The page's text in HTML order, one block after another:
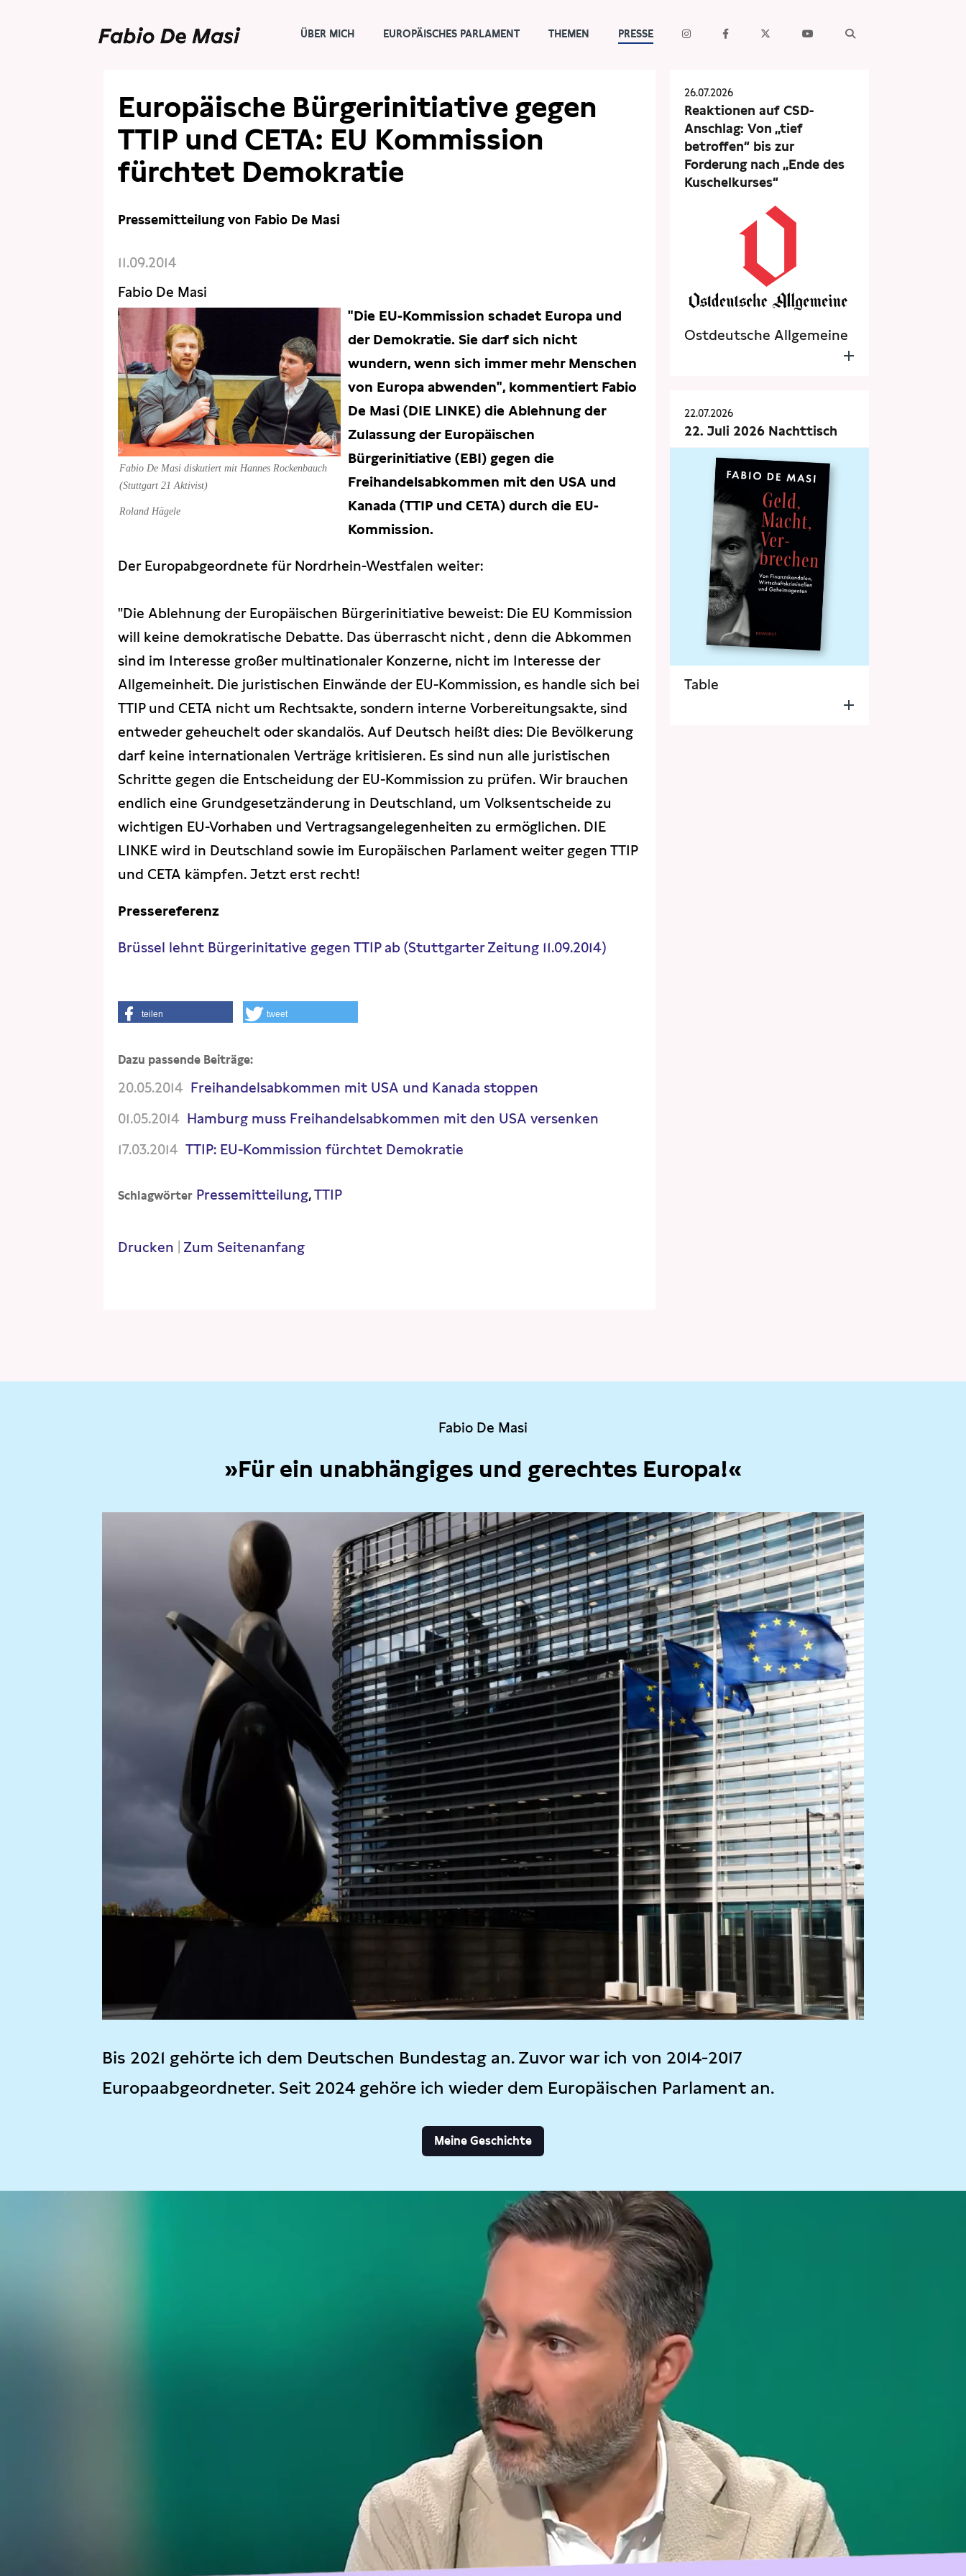
ÜBER MICH EUROPÄISCHES PARLAMENT THEMEN PRESSE
Europäische Bürgerinitiative gegen
TTIP und CETA: EU Kommission
fürchtet Demokratie
Pressemitteilung von Fabio De Masi
11.09.2014
Fabio De Masi
Fabio De Masi diskutiert mit Hannes Rockenbauch
(Stuttgart 21 Aktivist)
Roland Hägele
"Die EU-Kommission schadet Europa und
der Demokratie. Sie darf sich nicht
wundern, wenn sich immer mehr Menschen
von Europa abwenden", kommentiert Fabio
De Masi (DIE LINKE) die Ablehnung der
Zulassung der Europäischen
Bürgerinitiative (EBI) gegen die
Freihandelsabkommen mit den USA und
Kanada (TTIP und CETA) durch die EU-
Kommission.
Der Europabgeordnete für Nordrhein-Westfalen weiter:
"Die Ablehnung der Europäischen Bürgerinitiative beweist: Die EU Kommission
will keine demokratische Debatte. Das überrascht nicht , denn die Abkommen
sind im Interesse großer multinationaler Konzerne, nicht im Interesse der
Allgemeinheit. Die juristischen Einwände der EU-Kommission, es handle sich bei
TTIP und CETA nicht um Rechtsakte, sondern interne Vorbereitungsakte, sind
entweder geheuchelt oder skandalös. Auf Deutsch heißt dies: Die Bevölkerung
darf keine internationalen Verträge kritisieren. Es sind nun alle juristischen
Schritte gegen die Entscheidung der EU-Kommission zu prüfen. Wir brauchen
endlich eine Grundgesetzänderung in Deutschland, um Volksentscheide zu
wichtigen EU-Vorhaben und Vertragsangelegenheiten zu ermöglichen. DIE
LINKE wird in Deutschland sowie im Europäischen Parlament weiter gegen TTIP
und CETA kämpfen. Jetzt erst recht!
Pressereferenz
Brüssel lehnt Bürgerinitative gegen TTIP ab (Stuttgarter Zeitung 11.09.2014)
teilen tweet
Dazu passende Beiträge:
20.05.2014 Freihandelsabkommen mit USA und Kanada stoppen
01.05.2014 Hamburg muss Freihandelsabkommen mit den USA versenken
17.03.2014 TTIP: EU-Kommission fürchtet Demokratie
Schlagwörter Pressemitteilung TTIP
Drucken Zum Seitenanfang
26.07.2026
Reaktionen auf CSD-
Anschlag: Von „tief
betroffen“ bis zur
Forderung nach „Ende des
Kuschelkurses“
Ostdeutsche Allgemeine
22.07.2026
22. Juli 2026 Nachttisch
Table
Fabio De Masi
»Für ein unabhängiges und gerechtes Europa!«
Bis 2021 gehörte ich dem Deutschen Bundestag an. Zuvor war ich von 2014-2017
Europaabgeordneter. Seit 2024 gehöre ich wieder dem Europäischen Parlament an.
Meine Geschichte